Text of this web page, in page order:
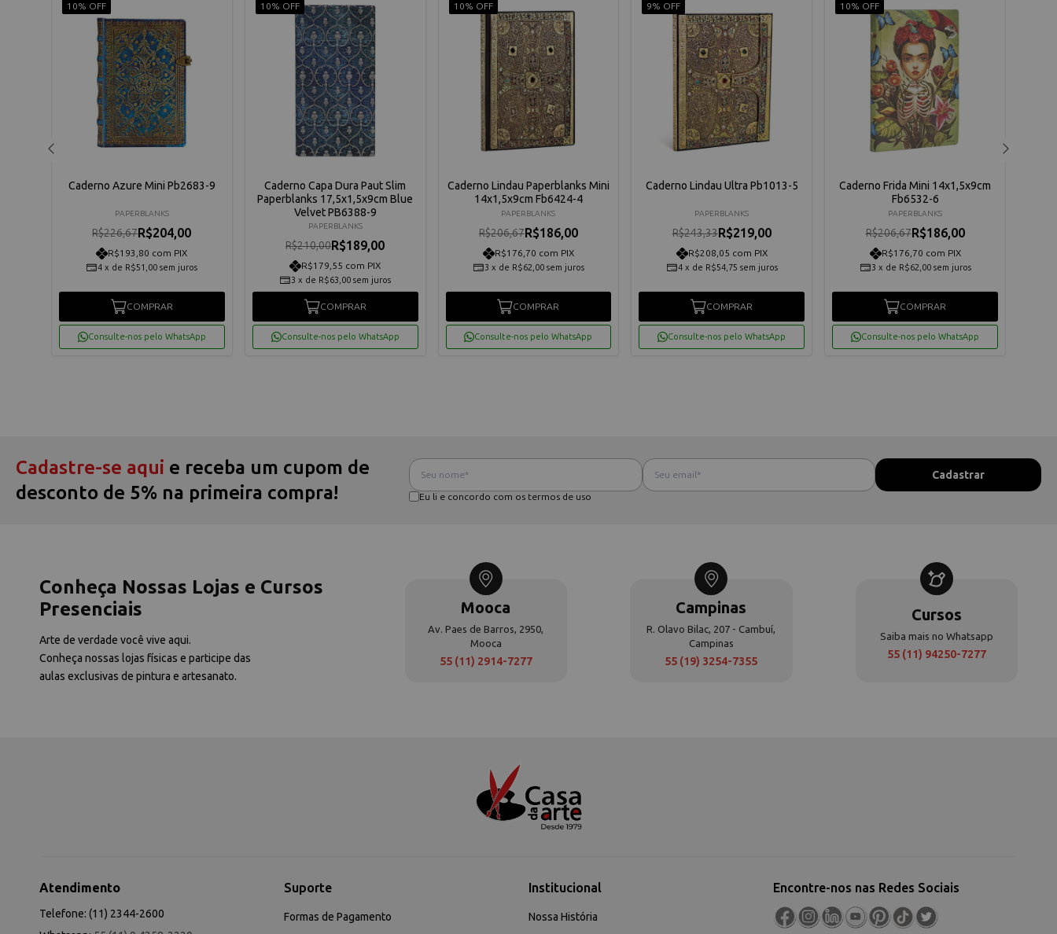
10% OFF
Caderno Azure Mini Pb2683-9
PAPERBLANKS
R$226,67R$204,00
R$193,80 com PIX
4 x de R$51,00 sem juros
COMPRAR
Consulte-nos pelo WhatsApp
10% OFF
Caderno Capa Dura Paut Slim
Paperblanks 17,5x1,5x9cm Blue
Velvet PB6388-9
PAPERBLANKS
R$210,00R$189,00
R$179,55 com PIX
3 x de R$63,00 sem juros
COMPRAR
Consulte-nos pelo WhatsApp
10% OFF
Caderno Lindau Paperblanks Mini
14x1,5x9cm Fb6424-4
PAPERBLANKS
R$206,67R$186,00
R$176,70 com PIX
3 x de R$62,00 sem juros
COMPRAR
Consulte-nos pelo WhatsApp
9% OFF
Caderno Lindau Ultra Pb1013-5
PAPERBLANKS
R$243,33R$219,00
R$208,05 com PIX
4 x de R$54,75 sem juros
COMPRAR
Consulte-nos pelo WhatsApp
10% OFF
Caderno Frida Mini 14x1,5x9cm
Fb6532-6
PAPERBLANKS
R$206,67R$186,00
R$176,70 com PIX
3 x de R$62,00 sem juros
COMPRAR
Consulte-nos pelo WhatsApp
Cadastre-se aqui e receba um cupom de
desconto de 5% na primeira compra!
Eu li e concordo com os termos de uso
Conheça Nossas Lojas e Cursos
Presenciais
Arte de verdade você vive aqui.
Conheça nossas lojas físicas e participe das
aulas exclusivas de pintura e artesanato.
Mooca
Av. Paes de Barros, 2950,
Mooca
55 (11) 2914-7277
Campinas
R. Olavo Bilac, 207 - Cambuí,
Campinas
55 (19) 3254-7355
Cursos
Saiba mais no Whatsapp
55 (11) 94250-7277
Atendimento
Telefone: (11) 2344-2600
Suporte
Formas de Pagamento
Institucional
Nossa História
Encontre-nos nas Redes Sociais